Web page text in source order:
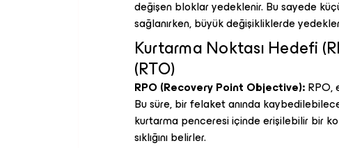
değişen bloklar yedeklenir. Bu sayede
sağlanırken, büyük değişikliklerde
Kurtarma Noktası Hedefi
(RTO)
RPO (Recovery Point Objective):RPO,
Bu süre, bir felaket anında
kurtarma penceresi içinde erişilebilir bir
sıklığını belirler.